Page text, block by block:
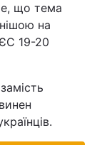
що тема
на
19-20